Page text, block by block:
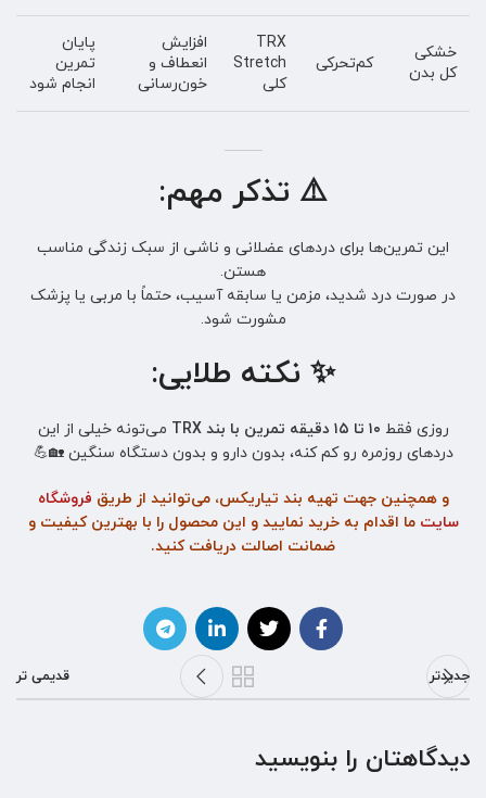
خشکی
کل بدن
کم‌تحرکی
TRX
Stretch
کلی
افزایش
انعطاف و
خون‌رسانی
پایان
تمرین
انجام شود
⚠️ تذکر مهم:
این تمرین‌ها برای دردهای عضلانی و ناشی از سبک زندگی مناسب
هستن.
در صورت درد شدید، مزمن یا سابقه آسیب، حتماً با مربی یا پزشک
مشورت شود.
✨ نکته طلایی:
روزی فقط ۱۰ تا ۱۵ دقیقه تمرین با بند TRX
می‌تونه خیلی از این
دردهای روزمره رو کم کنه، بدون دارو و بدون دستگاه سنگین 🏡💪
و همچنین جهت تهیه بند تیاریکس، می‌توانید از طریق فروشگاه
سایت ما اقدام به خرید نمایید و این محصول را با بهترین کیفیت و
ضمانت اصالت دریافت کنید.
جدیدتر قدیمی تر
دیدگاهتان را بنویسید